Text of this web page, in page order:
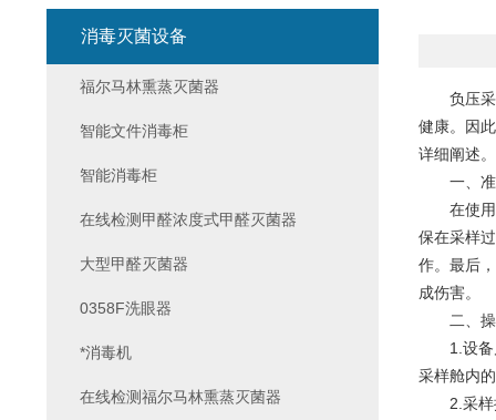
负压采样
健康。因
详细阐述。
一、准
在使用
保在采样
作。最后
成伤害。
二、操
1.设备启
采样舱内
2.采样操
消毒灭菌设备
福尔马林熏蒸灭菌器
智能文件消毒柜
智能消毒柜
在线检测甲醛浓度式甲醛灭菌器
大型甲醛灭菌器
0358F洗眼器
*消毒机
在线检测福尔马林熏蒸灭菌器